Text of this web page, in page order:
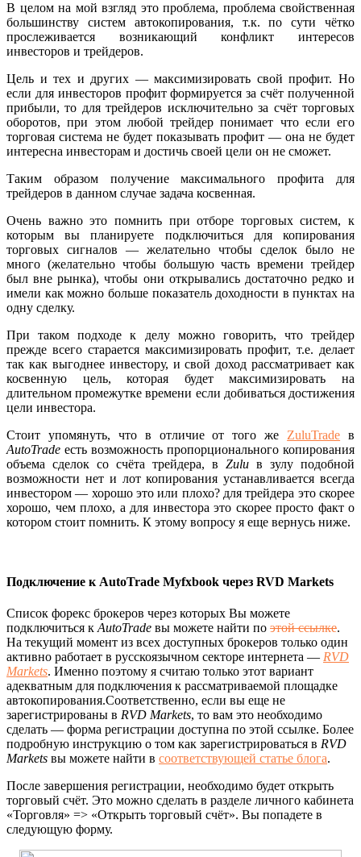
В целом на мой взгляд это проблема, проблема свойственная
большинству систем автокопирования, т.к. по сути чётко
прослеживается возникающий конфликт интересов
инвесторов и трейдеров.
Цель и тех и других — максимизировать свой профит. Но
если для инвесторов профит формируется за счёт полученной
прибыли, то для трейдеров исключительно за счёт торговых
оборотов, при этом любой трейдер понимает что если его
торговая система не будет показывать профит — она не будет
интересна инвесторам и достичь своей цели он не сможет.
Таким образом получение максимального профита для
трейдеров в данном случае задача косвенная.
Очень важно это помнить при отборе торговых систем, к
которым вы планируете подключиться для копирования
торговых сигналов — желательно чтобы сделок было не
много (желательно чтобы большую часть времени трейдер
был вне рынка), чтобы они открывались достаточно редко и
имели как можно больше показатель доходности в пунктах на
одну сделку.
При таком подходе к делу можно говорить, что трейдер
прежде всего старается максимизировать профит, т.е. делает
так как выгоднее инвестору, и свой доход рассматривает как
косвенную цель, которая будет максимизировать на
длительном промежутке времени если добиваться достижения
цели инвестора.
Стоит упомянуть, что в отличие от того же ZuluTrade в
AutoTrade есть возможность пропорционального копирования
объема сделок со счёта трейдера, в Zulu в зулу подобной
возможности нет и лот копирования устанавливается всегда
инвестором — хорошо это или плохо? для трейдера это скорее
хорошо, чем плохо, а для инвестора это скорее просто факт о
котором стоит помнить. К этому вопросу я еще вернусь ниже.
Подключение к AutoTrade Myfxbook через RVD Markets
Список форекс брокеров через которых Вы можете
подключиться к AutoTrade вы можете найти по этой ссылке.
На текущий момент из всех доступных брокеров только один
активно работает в русскоязычном секторе интернета — RVD
Markets. Именно поэтому я считаю только этот вариант
адекватным для подключения к рассматриваемой площадке
автокопирования.Соответственно, если вы еще не
зарегистрированы в RVD Markets, то вам это необходимо
сделать — форма регистрации доступна по этой ссылке. Более
подробную инструкцию о том как зарегистрироваться в RVD
Markets вы можете найти в соответствующей статье блога.
После завершения регистрации, необходимо будет открыть
торговый счёт. Это можно сделать в разделе личного кабинета
«Торговля» => «Открыть торговый счёт». Вы попадете в
следующую форму.